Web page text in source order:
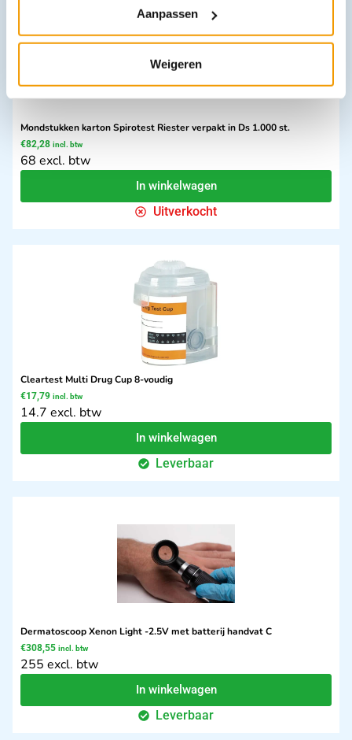
Aanpassen
Weigeren
Mondstukken karton Spirotest Riester verpakt in Ds 1.000 st.
€82,28 incl. btw
68 excl. btw
In winkelwagen
Uitverkocht
Cleartest Multi Drug Cup 8-voudig
€17,79 incl. btw
14.7 excl. btw
In winkelwagen
Leverbaar
Dermatoscoop Xenon Light -2.5V met batterij handvat C
€308,55 incl. btw
255 excl. btw
In winkelwagen
Leverbaar